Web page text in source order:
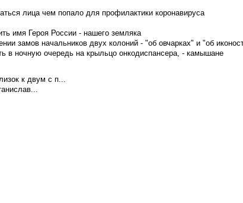
лица чем попало для профилактики коронавируса
имя Героя России - нашего земляка
замов начальников двух колоний - "об овчарках" и "об
в ночную очередь на крыльцо онкодиспансера, - камышане
к двум с п...